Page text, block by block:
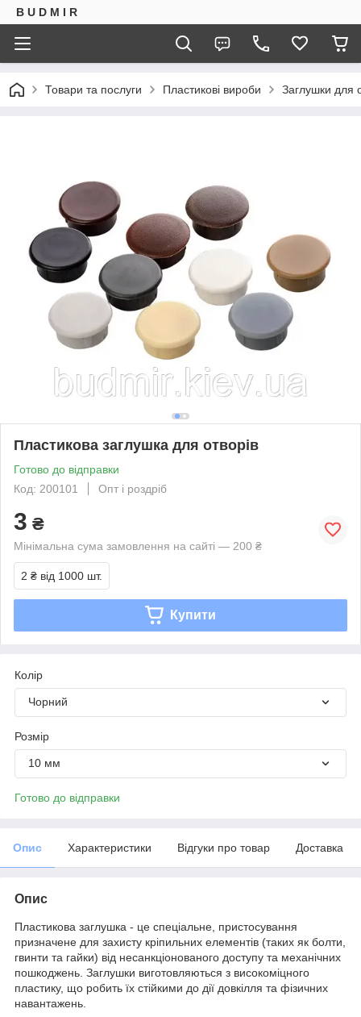
B U D M I R
Товари та послуги Пластикові вироби Заглушки для
Пластикова заглушка для отворів
Готово до відправки
Код: 200101
Опт і роздріб
3 ₴
Мінімальна сума замовлення на сайті — 200 ₴
2 ₴ від 1000 шт.
Купити
Колір
Чорний
Розмір
10 мм
Готово до відправки
Опис Характеристики Відгуки про товар Доставка
Опис
Пластикова заглушка - це спеціальне, пристосування
призначене для захисту кріпильних елементів (таких як болти,
гвинти та гайки) від несанкціонованого доступу та механічних
пошкоджень. Заглушки виготовляються з високоміцного
пластику, що робить їх стійкими до дії довкілля та фізичних
навантажень.